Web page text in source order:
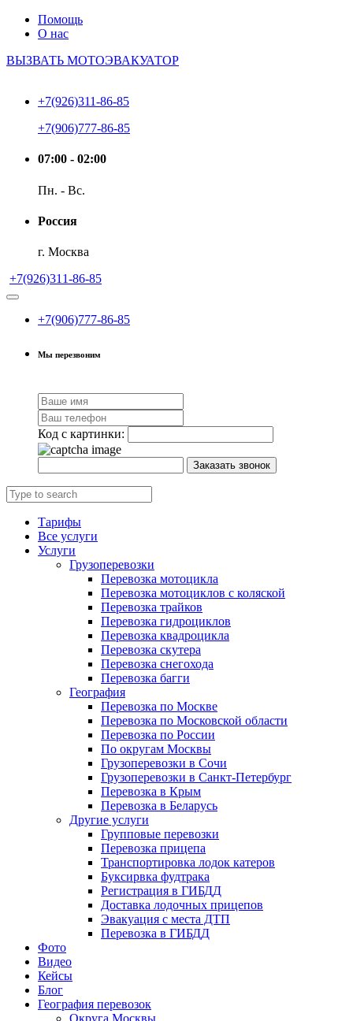
Помощь
О нас
ВЫЗВАТЬ МОТОЭВАКУАТОР
+7(926)311-86-85
+7(906)777-86-85
07:00 - 02:00
Пн. - Вс.
Россия
г. Москва
+7(926)311-86-85
+7(906)777-86-85
Мы перезвоним
Код с картинки:
Заказать звонок
Тарифы
Все услуги
Услуги
Грузоперевозки
Перевозка мотоцикла
Перевозка мотоциклов с коляской
Перевозка трайков
Перевозка гидроциклов
Перевозка квадроцикла
Перевозка скутера
Перевозка снегохода
Перевозка багги
География
Перевозка по Москве
Перевозка по Московской области
Перевозка по России
По округам Москвы
Грузоперевозки в Сочи
Грузоперевозки в Санкт-Петербург
Перевозка в Крым
Перевозка в Беларусь
Другие услуги
Групповые перевозки
Перевозка прицепа
Транспортировка лодок катеров
Буксирвка фудтрака
Регистрация в ГИБДД
Доставка лодочных прицепов
Эвакуация с места ДТП
Перевозка в ГИБДД
Фото
Видео
Кейсы
Блог
География перевозок
Округа Москвы